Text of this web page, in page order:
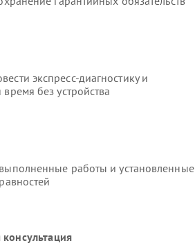
экспресс-диагностику и
без устройства
работы и установленные